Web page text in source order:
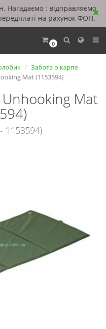
Нагадаємо : відправляємо
на рахунок ФОП.
0
Забота о карпе
Mat (1153594)
Unhooking Mat
1153594)